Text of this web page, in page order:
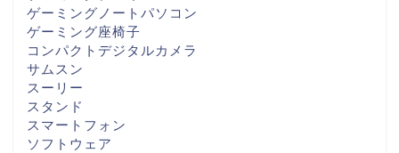
ゲーミングノートパソコン
ゲーミング座椅子
コンパクトデジタルカメラ
サムスン
スーリー
スタンド
スマートフォン
ソフトウェア